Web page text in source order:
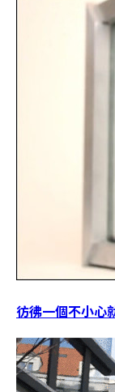
彷彿一個不小心